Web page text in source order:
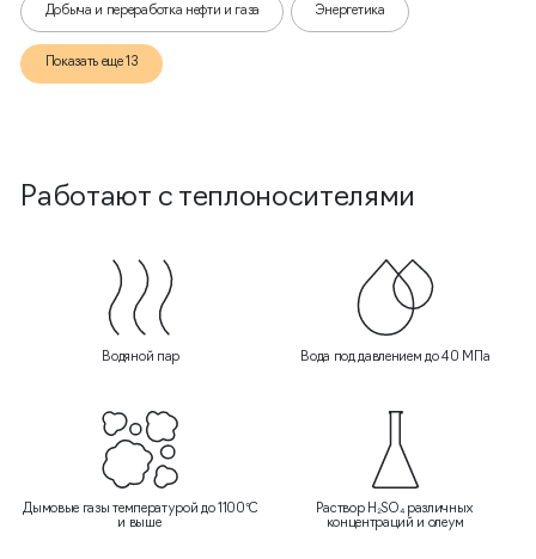
Добыча и переработка нефти и газа Энергетика
Показать еще 13
Работают с теплоносителями
Водяной пар Вода под давлением до 40 МПа
Дымовые газы температурой до 1100°C
и выше
Раствор H₂SO₄ различных
концентраций и олеум